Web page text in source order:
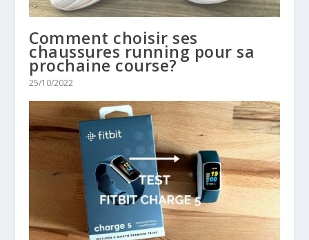
Comment choisir ses
chaussures running pour sa
prochaine course?
25/10/2022